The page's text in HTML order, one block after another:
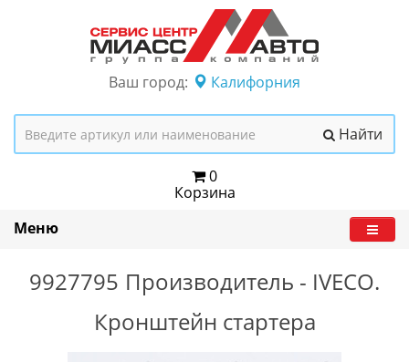
Ваш город: Калифорния
Найти
0
Корзина
Меню
9927795 Производитель - IVECO.
Кронштейн стартера